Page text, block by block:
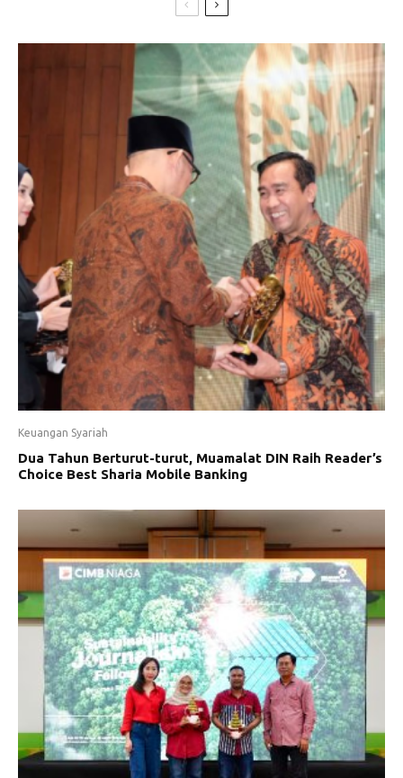
Keuangan Syariah
Dua Tahun Berturut-turut, Muamalat DIN Raih Reader’s
Choice Best Sharia Mobile Banking